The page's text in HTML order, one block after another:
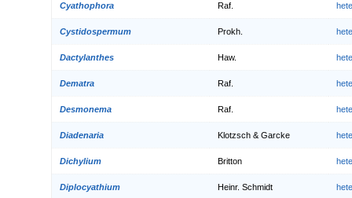
Cyathophora Raf.
Cystidospermum Prokh.
Dactylanthes Haw.
Dematra Raf.
Desmonema Raf.
Diadenaria Klotzsch & Garcke
Dichylium Britton
Diplocyathium Heinr. Schmidt